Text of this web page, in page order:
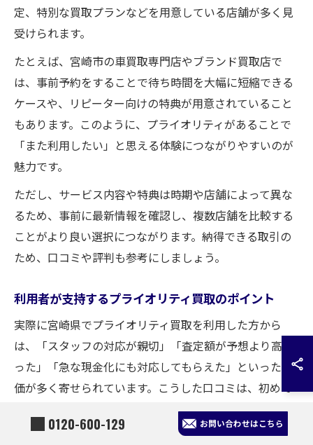
定、特別な買取プランなどを用意している店舗が多く見
受けられます。
たとえば、宮崎市の車買取専門店やブランド買取店で
は、事前予約をすることで待ち時間を大幅に短縮できる
ケースや、リピーター向けの特典が用意されていること
もあります。このように、プライオリティがあることで
「また利用したい」と思える体験につながりやすいのが
魅力です。
ただし、サービス内容や特典は時期や店舗によって異な
るため、事前に最新情報を確認し、複数店舗を比較する
ことがより良い選択につながります。納得できる取引の
ため、口コミや評判も参考にしましょう。
利用者が支持するプライオリティ買取のポイント
実際に宮崎県でプライオリティ買取を利用した方から
は、「スタッフの対応が親切」「査定額が予想より高か
った」「急な現金化にも対応してもらえた」といった評
価が多く寄せられています。こうした口コミは、初めて
利用する方にとっても大きな安心材料となります。
また、初心者向けには査定や手数料の説明が丁寧で、経
0120-600-129 お問い合わせはこちら